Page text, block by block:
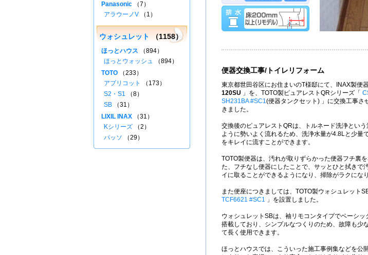
便器交換工事/トイレリフォーム
東京都世田谷区にお住まいのT様邸にて、INAX製便
120SU 」を、TOTO製ピュアレストQRシリーズ「
SH231BA #SC1(便器タンクセット) 」に交換工事さ
きました。
交換後のピュアレストQRは、トルネード洗浄という
ように勢いよく流れるため、洗浄水量が4.8Lと少量
をキレイに流すことができます。
TOTO製便器は、汚れが取りずらかった便器フチ裏
た、フチなし便器にしたことで、サッとひと拭きで
イに取ることができるようになり、掃除がラクにな
また便座につきましては、TOTO製ウォシュレット
TCF6621 #SC1 」を設置しました。
ウォシュレットSBは、袖リモコンタイプでベーシッ
搭載しており、シンプルなつくりのため、故障も少
て長く使用できます。
ほっとハウスでは、こういった施工事例集などを公
Panasonic （7）
アラウーノV （1）
ウォシュレット （1158）
ほっとハウス （894）
ほっとウォッシュ （894）
TOTO （233）
アプリコット
（173）
S2・S1 （8）
SB （31）
LIXIL INAX （31）
Kシリーズ （2）
パッソ （29）